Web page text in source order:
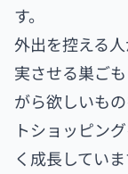
す。
外出を控える
実させる巣ご
がら欲しいも
トショッピン
く成長していま